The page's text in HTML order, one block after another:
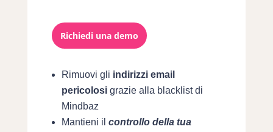
Richiedi una demo
Rimuovi gli indirizzi email
pericolosigrazie alla blacklist di
Mindbaz
Mantieni il controllo della tua